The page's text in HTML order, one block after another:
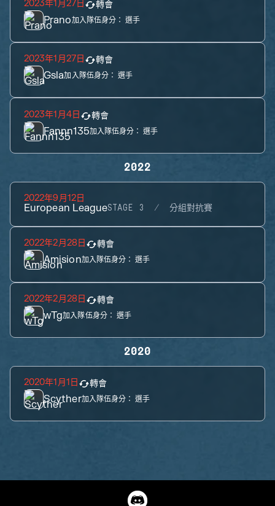
2023年1月27日 轉會
Prano加入隊伍身分： 選手
2023年1月27日 轉會
Gsla加入隊伍身分： 選手
2023年1月4日 轉會
Fannn135加入隊伍身分： 選手
2022
2022年9月12日
European LeagueSTAGE 3 分組對抗賽
2022年2月28日 轉會
Amision加入隊伍身分： 選手
2022年2月28日 轉會
wTg加入隊伍身分： 選手
2020
2020年1月1日 轉會
Scyther加入隊伍身分： 選手